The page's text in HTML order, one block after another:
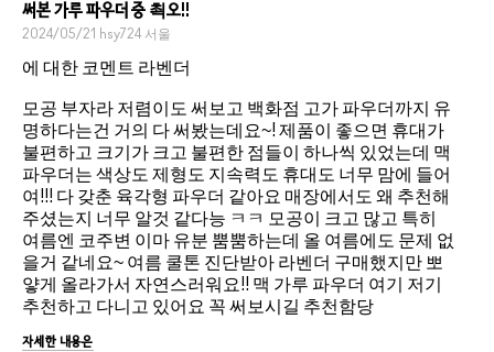
써본 가루 파우더 중 쵝오!!
2024/05/21 hsy724 서울
에 대한 코멘트 라벤더
모공 부자라 저렴이도 써보고 백화점 고가 파우더까지 유
명하다는건 거의 다 써봤는데요~! 제품이 좋으면 휴대가
불편하고 크기가 크고 불편한 점들이 하나씩 있었는데 맥
파우더는 색상도 제형도 지속력도 휴대도 너무 맘에 들어
여!!! 다 갖춘 육각형 파우더 같아요 매장에서도 왜 추천해
주셨는지 너무 알것 같다능 ㅋㅋ 모공이 크고 많고 특히
여름엔 코주변 이마 유분 뿜뿜하는데 올 여름에도 문제 없
을거 같네요~ 여름 쿨톤 진단받아 라벤더 구매했지만 뽀
얗게 올라가서 자연스러워요!! 맥 가루 파우더 여기 저기
추천하고 다니고 있어요 꼭 써보시길 추천함당
자세한 내용은